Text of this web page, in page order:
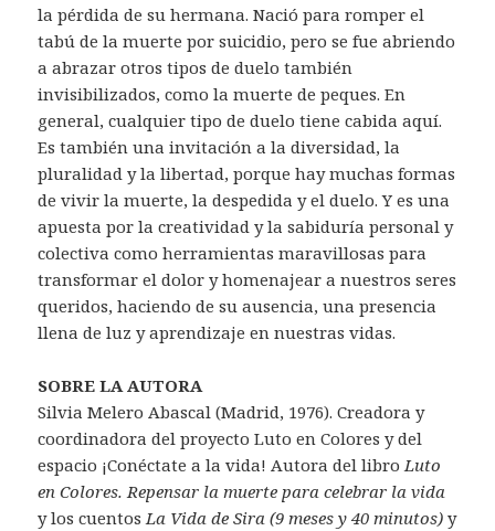
la pérdida de su hermana. Nació para romper el
tabú de la muerte por suicidio, pero se fue abriendo
a abrazar otros tipos de duelo también
invisibilizados, como la muerte de peques. En
general, cualquier tipo de duelo tiene cabida aquí.
Es también una invitación a la diversidad, la
pluralidad y la libertad, porque hay muchas formas
de vivir la muerte, la despedida y el duelo. Y es una
apuesta por la creatividad y la sabiduría personal y
colectiva como herramientas maravillosas para
transformar el dolor y homenajear a nuestros seres
queridos, haciendo de su ausencia, una presencia
llena de luz y aprendizaje en nuestras vidas.
SOBRE LA AUTORA
Silvia Melero Abascal (Madrid, 1976). Creadora y
coordinadora del proyecto Luto en Colores y del
espacio ¡Conéctate a la vida! Autora del libro Luto
en Colores. Repensar la muerte para celebrar la vida
y los cuentos La Vida de Sira (9 meses y 40 minutos)y